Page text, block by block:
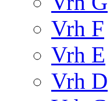
Vrh F
Vrh E
Vrh D